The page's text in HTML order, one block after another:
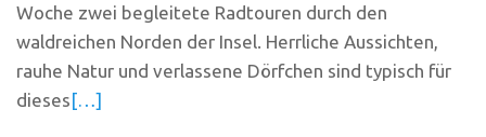
Woche zwei begleitete Radtouren durch den
waldreichen Norden der Insel. Herrliche Aussichten,
rauhe Natur und verlassene Dörfchen sind typisch für
dieses[…]